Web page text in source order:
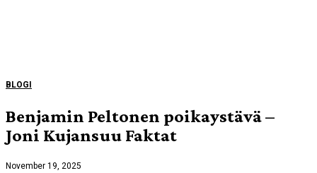
BLOGI
Benjamin Peltonen poikaystävä –
Joni Kujansuu Faktat
November 19, 2025